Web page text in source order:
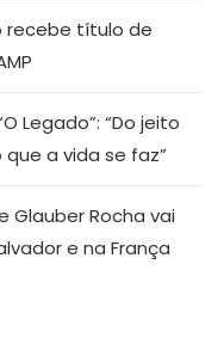
recebe título de
Legado”: “Do jeito
a vida se faz”
Glauber Rocha vai
e na França